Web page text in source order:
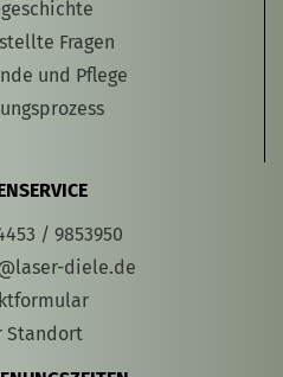
Fragen
und Pflege
/ 9853950
diele.de
Standort